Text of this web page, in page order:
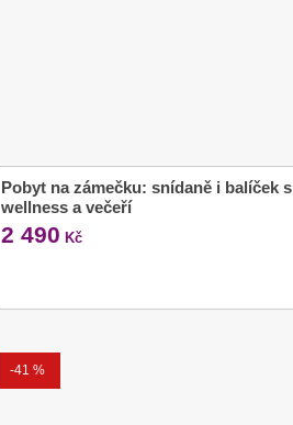
Pobyt na zámečku: snídaně i balíček s
wellness a večeří
2 490 Kč
-41 %